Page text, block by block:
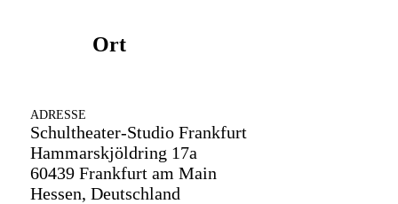
Ort
ADRESSE
Schultheater-Studio Frankfurt
Hammarskjöldring 17a
60439 Frankfurt am Main
Hessen, Deutschland